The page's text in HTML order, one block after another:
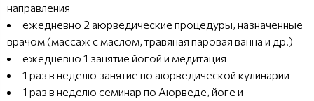
направления
ежедневно 2 аюрведические процедуры, назначенные
врачом (массаж с маслом, травяная паровая ванна и др.)
ежедневно 1 занятие йогой и медитация
1 раз в неделю занятие по аюрведической кулинарии
1 раз в неделю семинар по Аюрведе, йоге и